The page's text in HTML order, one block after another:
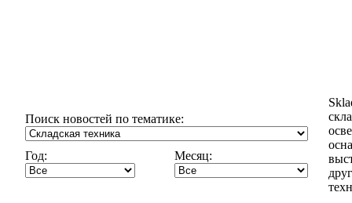
Поиск новостей по тематике:
Год: Месяц: